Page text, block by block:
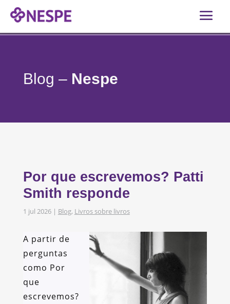
Blog – Nespe
Por que escrevemos? Patti
Smith responde
1 jul 2026| Blog, Livros sobre livros
A partir de
perguntas
como Por
que
escrevemos?